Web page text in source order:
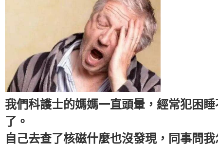
我們科護士的媽媽一直頭暈，經常犯困
了。
自己去查了核磁什麼也沒發現，同事問